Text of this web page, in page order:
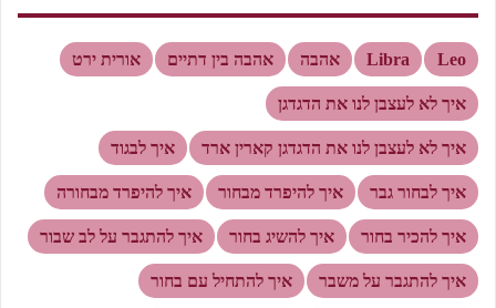
Leo
Libra אהבה אהבה בין דתיים אורית ירט
איך לא לעצבן לנו את הדגדגן
איך לא לעצבן לנו את הדגדגן קארין ארד איך לבגוד
איך לבחור גבר איך להיפרד מבחור איך להיפרד מבחורה
איך להכיר בחור איך להשיג בחור איך להתגבר על לב שבור
איך להתגבר על משבר איך להתחיל עם בחור